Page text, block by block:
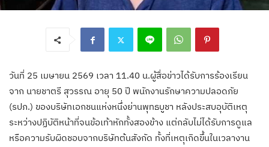
วันที่ 25 เมษายน 2569 เวลา 11.40 น.ผู้สื่อข่าวได้รับการร้องเรียน
จาก นายชาตรี สุวรรณ อายุ 50 ปี พนักงานรักษาความปลอดภัย
(รปภ.) ของบริษัทเอกชนแห่งหนึ่งย่านพุทธบูชา หลังประสบอุบัติเหตุ
ระหว่างปฏิบัติหน้าที่จนข้อเท้าหักทั้งสองข้าง แต่กลับไม่ได้รับการดูแล
หรือความรับผิดชอบจากบริษัทต้นสังกัด ทั้งที่เหตุเกิดขึ้นในเวลางาน